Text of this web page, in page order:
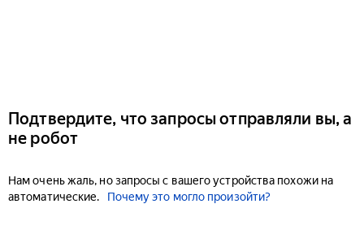
Подтвердите, что запросы отправляли вы, а
не робот
Нам очень жаль, но запросы с вашего устройства похожи на
автоматические.
Почему это могло произойти?